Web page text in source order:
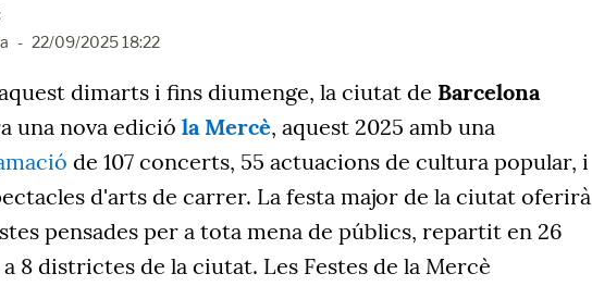
- 22/09/2025 18:22
dimarts i fins diumenge, la ciutat de Barcelona
una nova edició la Mercè, aquest 2025 amb una
de 107 concerts, 55 actuacions de cultura popular, i
d'arts de carrer. La festa major de la ciutat oferirà
pensades per a tota mena de públics, repartit en 26
a 8 districtes de la ciutat. Les Festes de la Mercè